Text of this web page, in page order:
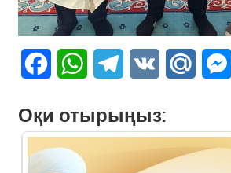
FacebookWhatsAppTelegram
VK Mail.Ru
Оқи отырыңыз: